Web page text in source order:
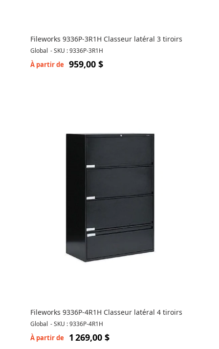
Fileworks 9336P-3R1H Classeur latéral 3 tiroirs
Global -SKU : 9336P-3R1H
À partir de 959,00 $
Fileworks 9336P-4R1H Classeur latéral 4 tiroirs
Global -SKU : 9336P-4R1H
À partir de 1 269,00 $